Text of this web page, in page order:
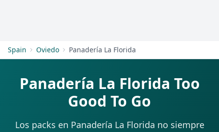
Spain Oviedo Panadería La Florida
Panadería La Florida Too
Good To Go
Los packs en Panadería La Florida no siempre